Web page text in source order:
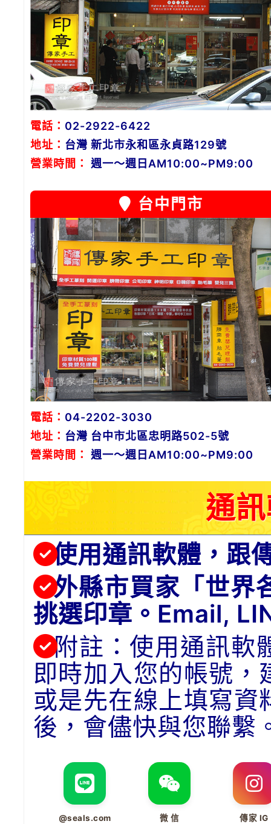
電話： 02-2922-6422
地址： 台灣 新北市永和區永貞路129號
營業時間：
週一～週日AM10:00~PM9:00
台中門市
電話： 04-2202-3030
地址： 台灣 台中市北區忠明路502-5號
營業時間：
週一～週日AM10:00~PM9:00
通
使用通訊軟體，跟
外縣市買家「世界
挑選印章。Email,
附註：使用通訊軟
即時加入您的帳號，
或是先在線上填寫資
後，會儘快與您聯繫
@seals.com 微 信 傳家 IG